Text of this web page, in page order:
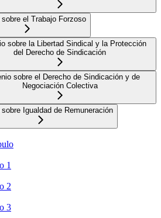
el Trabajo Forzoso
sobre la Libertad Sindical y la Protección
del Derecho de Sindicación
sobre el Derecho de Sindicación y de
Negociación Colectiva
Igualdad de Remuneración
1
2
3